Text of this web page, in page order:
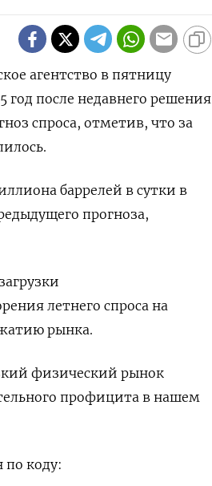
агентство в пятницу
после недавнего решения
спроса, отметив, что за
баррелей в сутки в
прогноза,
летнего спроса на
рынка.
физический рынок
профицита в нашем
по коду: